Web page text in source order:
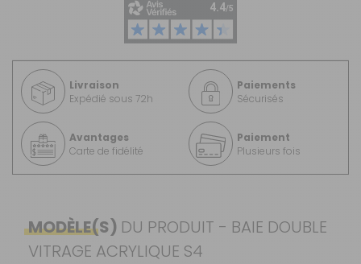
Livraison
Expédié sous 72h
Paiements
Sécurisés
Avantages
Carte de fidélité
Paiement
Plusieurs fois
MODÈLE(S) DU PRODUIT - BAIE DOUBLE
VITRAGE ACRYLIQUE S4